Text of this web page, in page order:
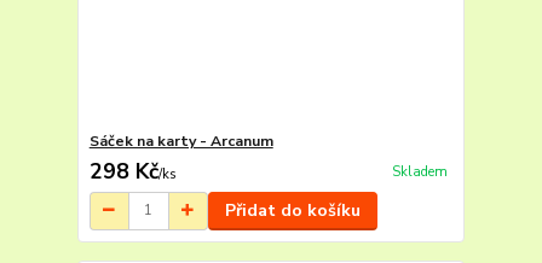
Sáček na karty - Arcanum
298 Kč/ks Skladem
Přidat do košíku